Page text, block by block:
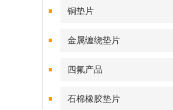
铜垫片
金属缠绕垫片
四氟产品
石棉橡胶垫片